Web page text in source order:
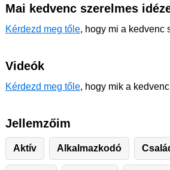
Mai kedvenc szerelmes
Kérdezd meg tőle, hogy mi a kedvenc
Videók
Kérdezd meg tőle, hogy mik a
Jellemzőim
Aktív Alkalmazkodó